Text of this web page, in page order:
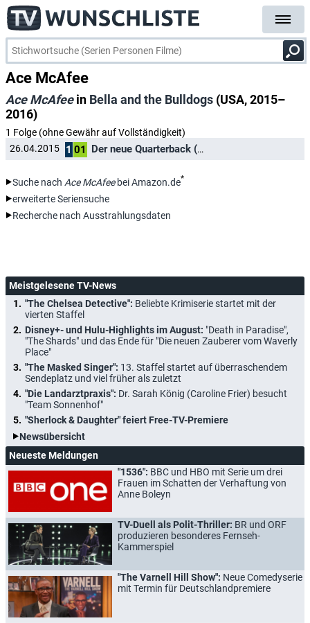
Ace McAfee
Ace McAfeein Bella and the Bulldogs (USA, 2015–
2016)
1 Folge (ohne Gewähr auf Vollständigkeit)
26.04.2015
1 01 Der neue Quarterback (1)
Suche nach Ace McAfeebei Amazon.de*
erweiterte Seriensuche
Recherche nach Ausstrahlungsdaten
Meistgelesene TV-News
"The Chelsea Detective": Beliebte Krimiserie startet mit der
vierten Staffel
Disney+- und Hulu-Highlights im August: "Death in Paradise",
"The Shards" und das Ende für "Die neuen Zauberer vom Waverly
Place"
"The Masked Singer": 13. Staffel startet auf überraschendem
Sendeplatz und viel früher als zuletzt
"Die Landarztpraxis": Dr. Sarah König (Caroline Frier) besucht
"Team Sonnenhof"
"Sherlock & Daughter" feiert Free-TV-Premiere
Newsübersicht
Neueste Meldungen
"1536": BBC und HBO mit Serie um drei
Frauen im Schatten der Verhaftung von
Anne Boleyn
TV-Duell als Polit-Thriller: BR und ORF
produzieren besonderes Fernseh-
Kammerspiel
"The Varnell Hill Show": Neue Comedyserie
mit Termin für Deutschlandpremiere